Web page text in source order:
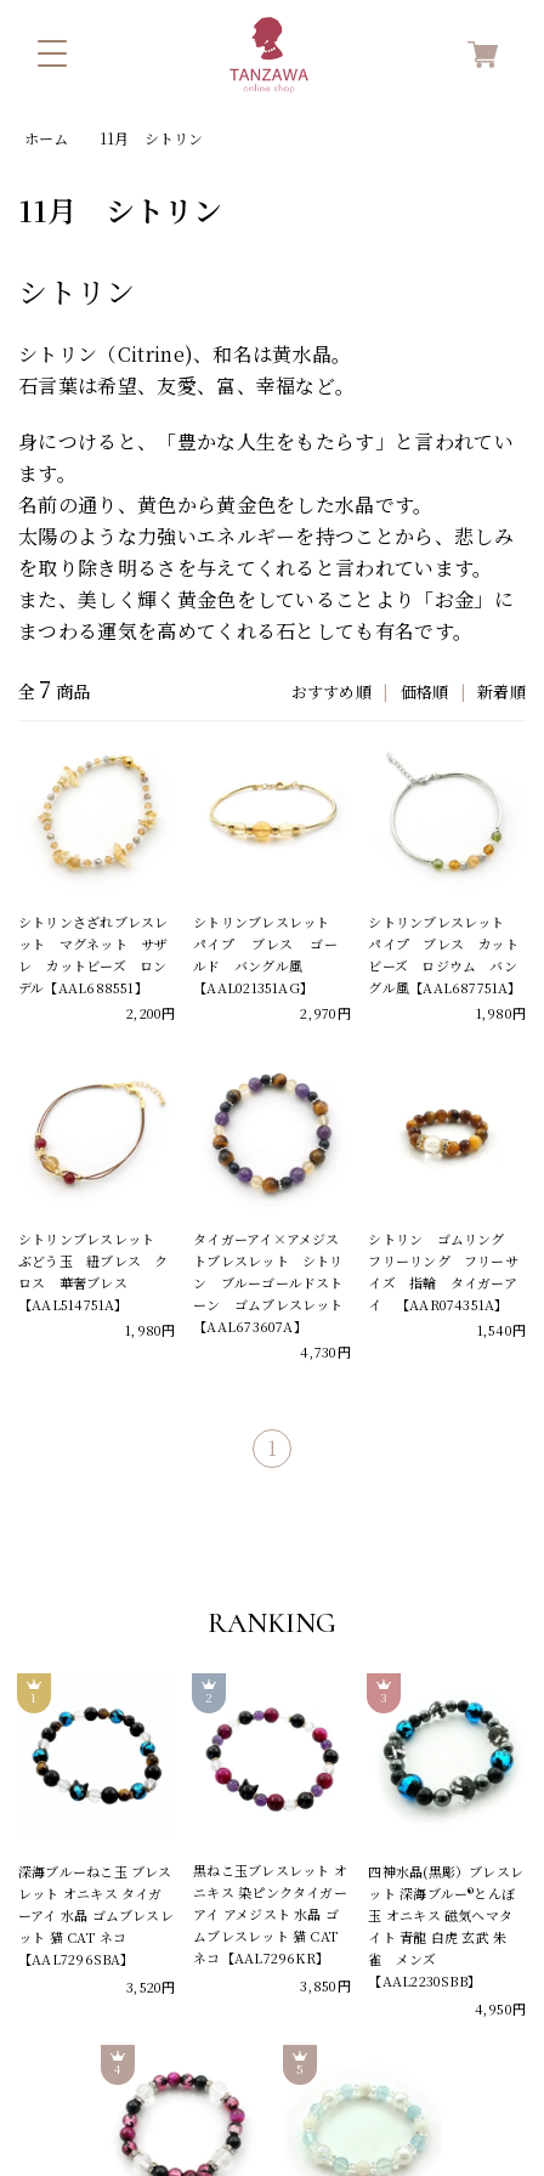
ホーム 11月 シトリン
11月 シトリン
シトリン
シトリン（Citrine)、和名は黄水晶。
石言葉は希望、友愛、富、幸福など。
身につけると、「豊かな人生をもたらす」と言われてい
ます。
名前の通り、黄色から黄金色をした水晶です。
太陽のような力強いエネルギーを持つことから、悲しみ
を取り除き明るさを与えてくれると言われています。
また、美しく輝く黄金色をしていることより「お金」に
まつわる運気を高めてくれる石としても有名です。
全 7 商品 おすすめ順 | 価格順 | 新着順
シトリンさざれブレスレ
ット マグネット サザ
レ カットビーズ ロン
デル【AAL688551】
2,200円
シトリンブレスレット
パイプ ブレス ゴー
ルド バングル風
【AAL021351AG】
2,970円
シトリンブレスレット
パイプ ブレス カット
ビーズ ロジウム バン
グル風【AAL687751A】
1,980円
シトリンブレスレット
ぶどう玉 紐ブレス ク
ロス 華奢ブレス
【AAL514751A】
1,980円
タイガーアイ×アメジス
トブレスレット シトリ
ン ブルーゴールドスト
ーン ゴムブレスレット
【AAL673607A】
4,730円
シトリン ゴムリング
フリーリング フリーサ
イズ 指輪 タイガーア
イ 【AAR074351A】
1,540円
1
RANKING
深海ブルーねこ玉 ブレス
レット オニキス タイガ
ーアイ 水晶 ゴムブレスレ
ット 猫 CAT ネコ
【AAL7296SBA】
3,520円
黒ねこ玉ブレスレット オ
ニキス 染ピンクタイガー
アイ アメジスト 水晶 ゴ
ムブレスレット 猫 CAT
ネコ【AAL7296KR】
3,850円
四神水晶(黒彫）ブレスレ
ット 深海ブルー®とんぼ
玉 オニキス 磁気ヘマタ
イト 青龍 白虎 玄武 朱
雀 メンズ
【AAL2230SBB】
4,950円